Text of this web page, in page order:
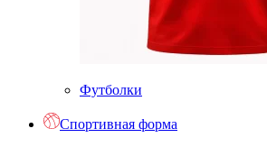
Футболки
Спортивная форма